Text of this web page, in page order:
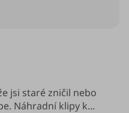
jsi staré zničil nebo
Náhradní klipy k...